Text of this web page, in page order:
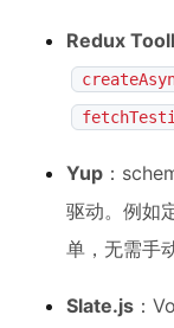
Redux
Yup ：
驱动。例如
单，无需手
Slate.js ：